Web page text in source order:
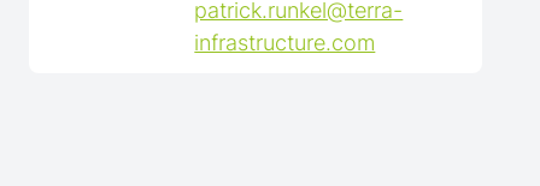
patrick.runkel@terra-
infrastructure.com